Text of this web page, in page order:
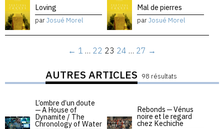
Loving
parJosué Morel
Mal de pierres
parJosué Morel
← 1 … 22 23 24 … 27 →
AUTRES ARTICLES 98 résultats
L’ombre d’un doute
— A House of
Dynamite / The
Chronology of Water
Rebonds — Vénus
noire et le regard
chez Kechiche